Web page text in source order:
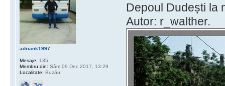
Depoul Dudești la
Autor: r_walther.
adriank1997
Mesaje: 135
Membru din: Sâm 09 Dec 2017, 13:29
Localitate: Buzău